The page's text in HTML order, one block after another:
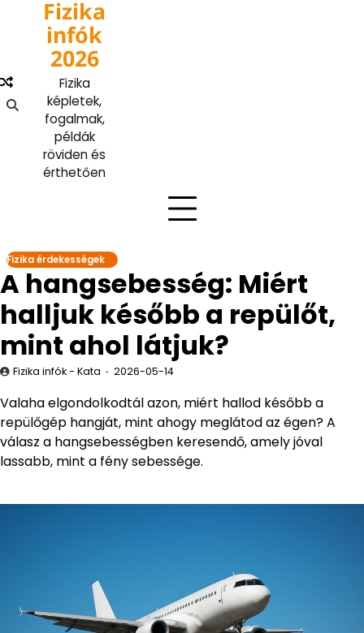
content
Fizika
infók
2026
Fizika
képletek,
fogalmak,
példák
röviden és
érthetően
Fizika érdekességek
A hangsebesség: Miért
halljuk később a repülőt,
mint ahol látjuk?
Fizika infók - Kata 2026-05-14
Valaha elgondolkodtál azon, miért hallod később a
repülőgép hangját, mint ahogy meglátod az égen? A
válasz a hangsebességben keresendő, amely jóval
lassabb, mint a fény sebessége.